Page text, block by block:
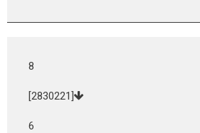
8
[2830221]
6